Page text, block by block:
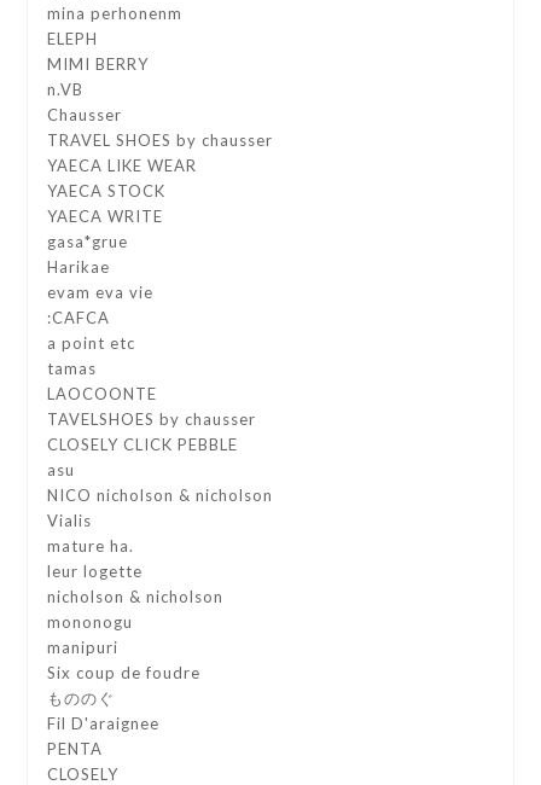
mina perhonenm
ELEPH
MIMI BERRY
n.VB
Chausser
TRAVEL SHOES by chausser
YAECA LIKE WEAR
YAECA STOCK
YAECA WRITE
gasa*grue
Harikae
evam eva vie
:CAFCA
a point etc
tamas
LAOCOONTE
TAVELSHOES by chausser
CLOSELY CLICK PEBBLE
asu
NICO nicholson & nicholson
Vialis
mature ha.
leur logette
nicholson & nicholson
mononogu
manipuri
Six coup de foudre
もののぐ
Fil D'araignee
PENTA
CLOSELY